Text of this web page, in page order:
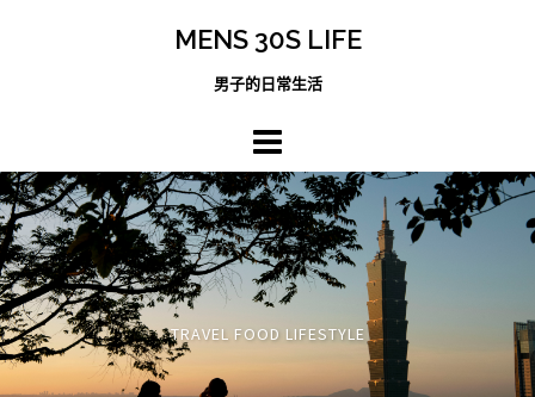
MENS 30S LIFE
男子的日常生活
TRAVEL FOOD LIFESTYLE